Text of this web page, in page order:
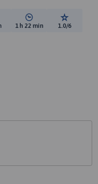
spadków:Średni czas potrzebny
1 h 22 min Ocena
1.0/6